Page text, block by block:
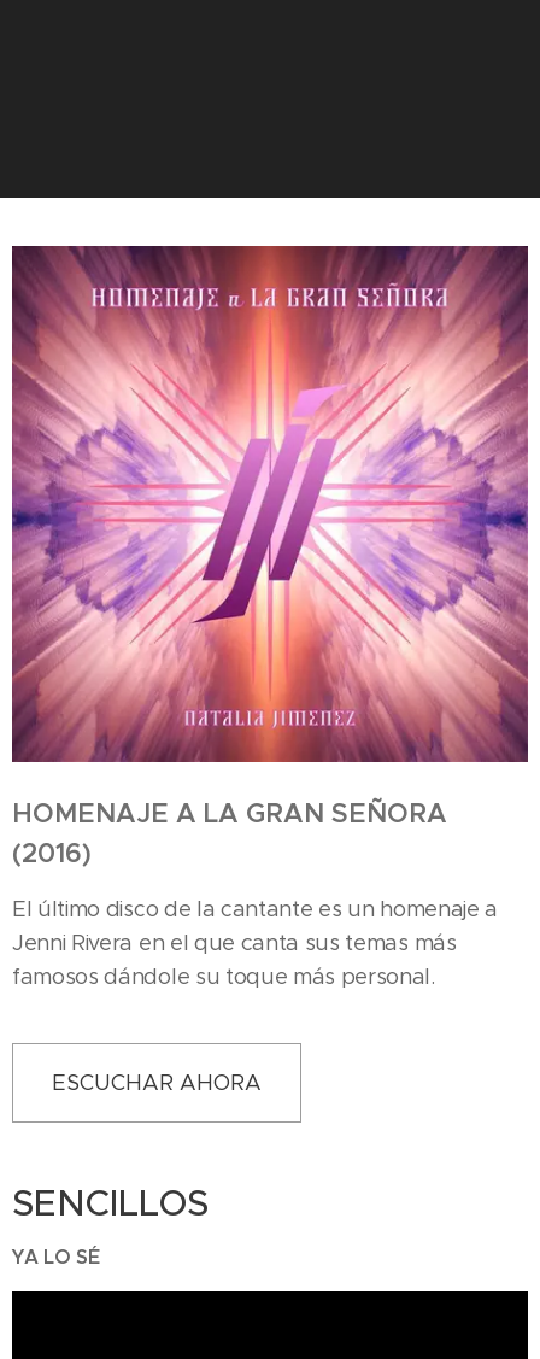
HOMENAJE A LA GRAN SEÑORA
(2016)
El último disco de la cantante es un homenaje a
Jenni Rivera en el que canta sus temas más
famosos dándole su toque más personal.
ESCUCHAR AHORA
SENCILLOS
YA LO SÉ